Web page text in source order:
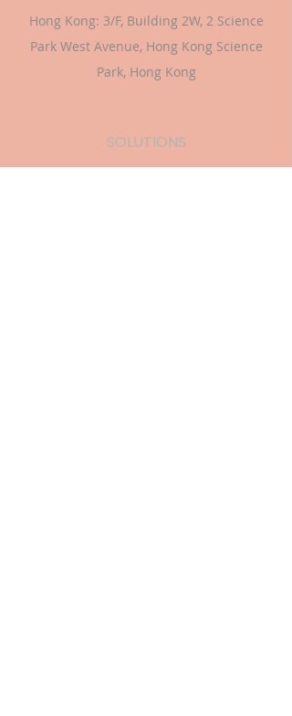
Hong Kong: 3/F, Building 2W, 2 Science
Park West Avenue, Hong Kong Science
Park, Hong Kong
SOLUTIONS